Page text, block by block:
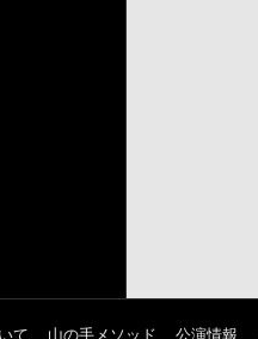
て 山の手メソッド 公演情報